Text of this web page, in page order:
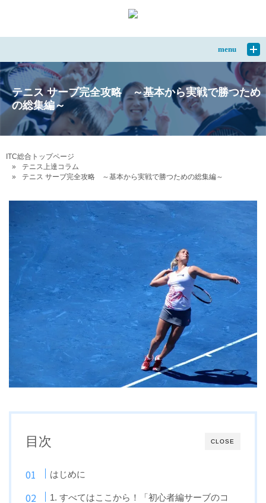
menu
テニス サーブ完全攻略 ～基本から実戦で勝つため
の総集編～
ITC総合トップページ
テニス上達コラム
テニス サーブ完全攻略 ～基本から実戦で勝つための総集編～
CLOSE
目次
はじめに
1. すべてはここから！「初心者編サーブのコ